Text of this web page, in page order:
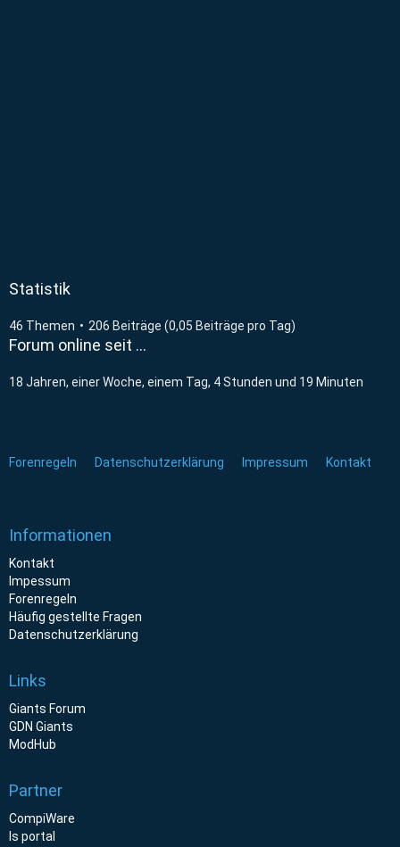
Statistik
46 Themen 206 Beiträge (0,05 Beiträge pro Tag)
Forum online seit …
18 Jahren, einer Woche, einem Tag, 4 Stunden und 19 Minuten
Forenregeln Datenschutzerklärung Impressum Kontakt
Informationen
Kontakt
Impessum
Forenregeln
Häufig gestellte Fragen
Datenschutzerklärung
Links
Giants Forum
GDN Giants
ModHub
Partner
CompiWare
ls portal